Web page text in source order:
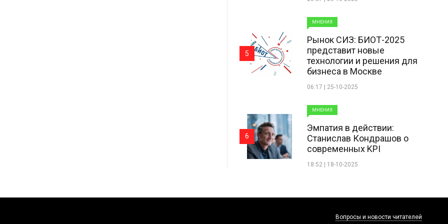
МНЕНИЯ
Рынок СИЗ: БИОТ-2025
представит новые
технологии и решения для
бизнеса в Москве
06:17 | 25-10-2025
5
МНЕНИЯ
Эмпатия в действии:
Станислав Кондрашов о
современных KPI
18:52 | 18-10-2025
6
Вопросы и новости читателей